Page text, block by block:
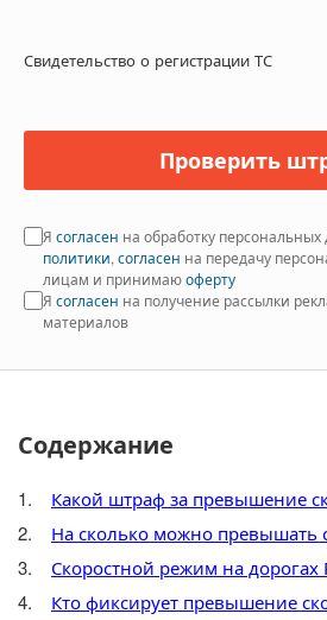
Свидетельство о регистрации ТС
Проверить
Я согласен на обработку
политики, согласен на передачу
лицам и принимаюоферту
Я согласен на получение рассылки
материалов
Содержание
Какой штраф за превышение
На сколько можно превышать
Скоростной режим на дорогах
Кто фиксирует превышение